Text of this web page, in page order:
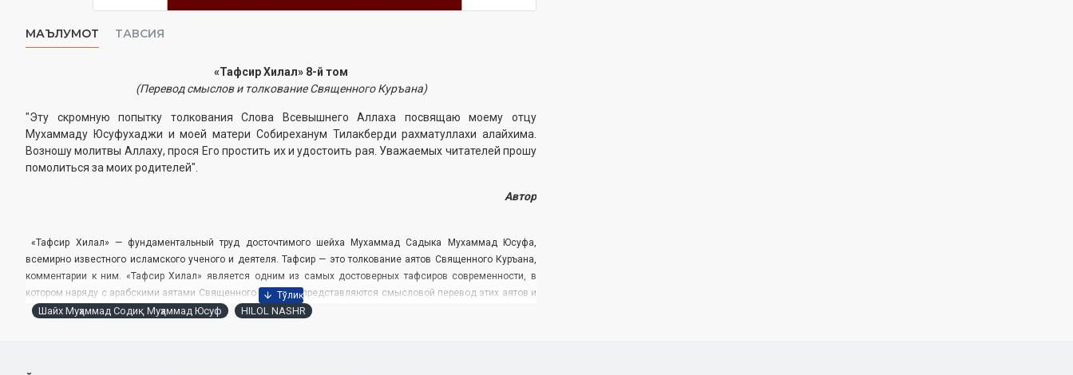
МАЪЛУМОТ ТАВСИЯ
«Тафсир Хилал» 8-й том
(Перевод смыслов и толкование Священного Куръана)
"Эту скромную попытку толкования Слова Всевышнего Аллаха посвящаю моему отцу
Мухаммаду Юсуфухаджи и моей матери Собиреханум Тилакберди рахматуллахи алайхима.
Возношу молитвы Аллаху, прося Его простить их и удостоить рая. Уважаемых читателей прошу
помолиться за моих родителей".
Автор
«Тафсир Хилал» — фундаментальный труд досточтимого шейха Мухаммад ­Садыка Мухаммад Юсуфа,
всемирно известного исламского ученого и деятеля. ­Тафсир — это толкование аятов Священного Куръана,
комментарии к ним. «Тафсир Хилал» является одним из самых достоверных тафсиров современности, в
котором наряду с арабскими аятами Священного Куръана, представляются смысловой ­перевод этих аятов и
их толкование на русском языке. Книга, написанная на ­простом, доступном для широкого круга читателей
Шайх Муҳаммад Содиқ Муҳаммад Юсуф HILOL NASHR